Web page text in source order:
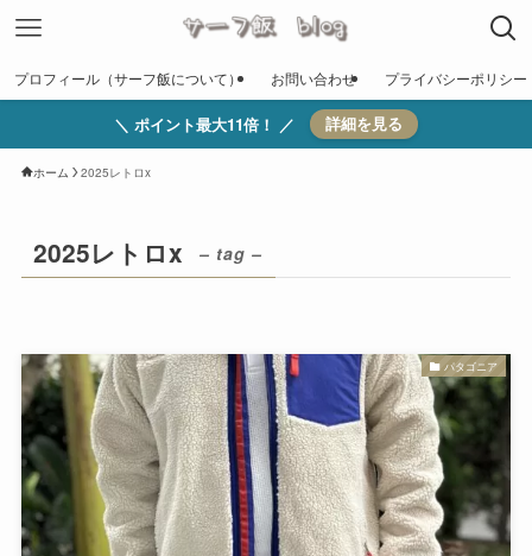
プロフィール（サーフ飯について） お問い合わせ プライバシーポリシー
＼ ポイント最大11倍！ ／ 詳細を見る
ホーム 2025レトロx
2025レトロx – tag –
パタゴニア